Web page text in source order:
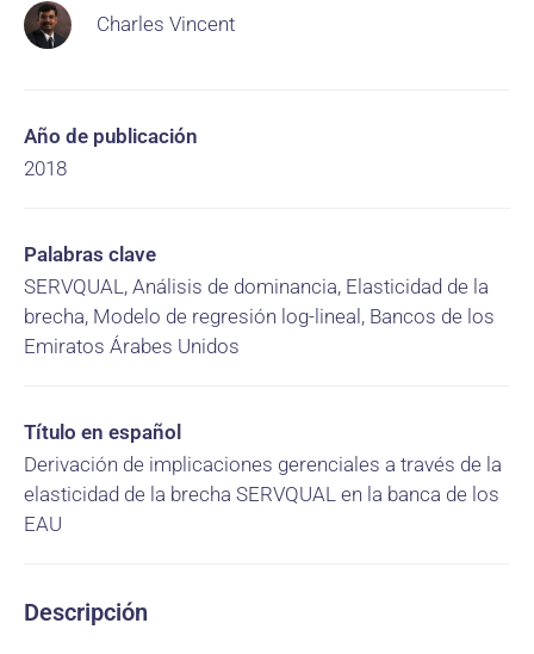
Charles Vincent
Año de publicación
2018
Palabras clave
SERVQUAL, Análisis de dominancia, Elasticidad de la
brecha, Modelo de regresión log-lineal, Bancos de los
Emiratos Árabes Unidos
Título en español
Derivación de implicaciones gerenciales a través de la
elasticidad de la brecha SERVQUAL en la banca de los
EAU
Descripción